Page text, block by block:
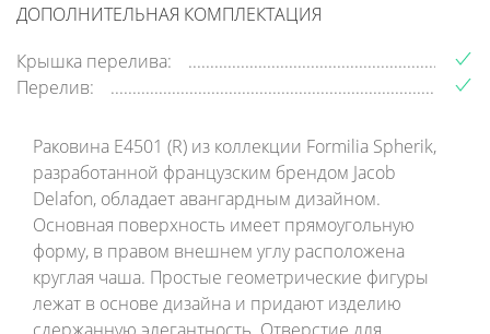
ДОПОЛНИТЕЛЬНАЯ КОМПЛЕКТАЦИЯ
Крышка перелива:
Перелив:
Раковина E4501 (R) из коллекции Formilia Spherik,
разработанной французским брендом Jacob
Delafon, обладает авангардным дизайном.
Основная поверхность имеет прямоугольную
форму, в правом внешнем углу расположена
круглая чаша. Простые геометрические фигуры
лежат в основе дизайна и придают изделию